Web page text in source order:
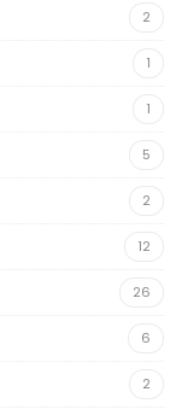
2
1
1
5
2
12
26
6
2